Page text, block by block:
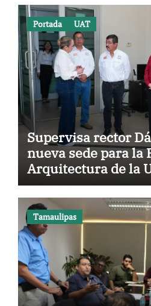
Portada UAT
Supervisa rector
nueva sede para la
Arquitectura de la
Victoria
Tamaulipas